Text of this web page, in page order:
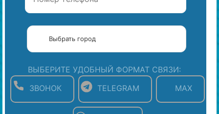
ВЫБЕРИТЕ УДОБНЫЙ ФОРМАТ СВЯЗИ:
ЗВОНОК
TELEGRAM MAX